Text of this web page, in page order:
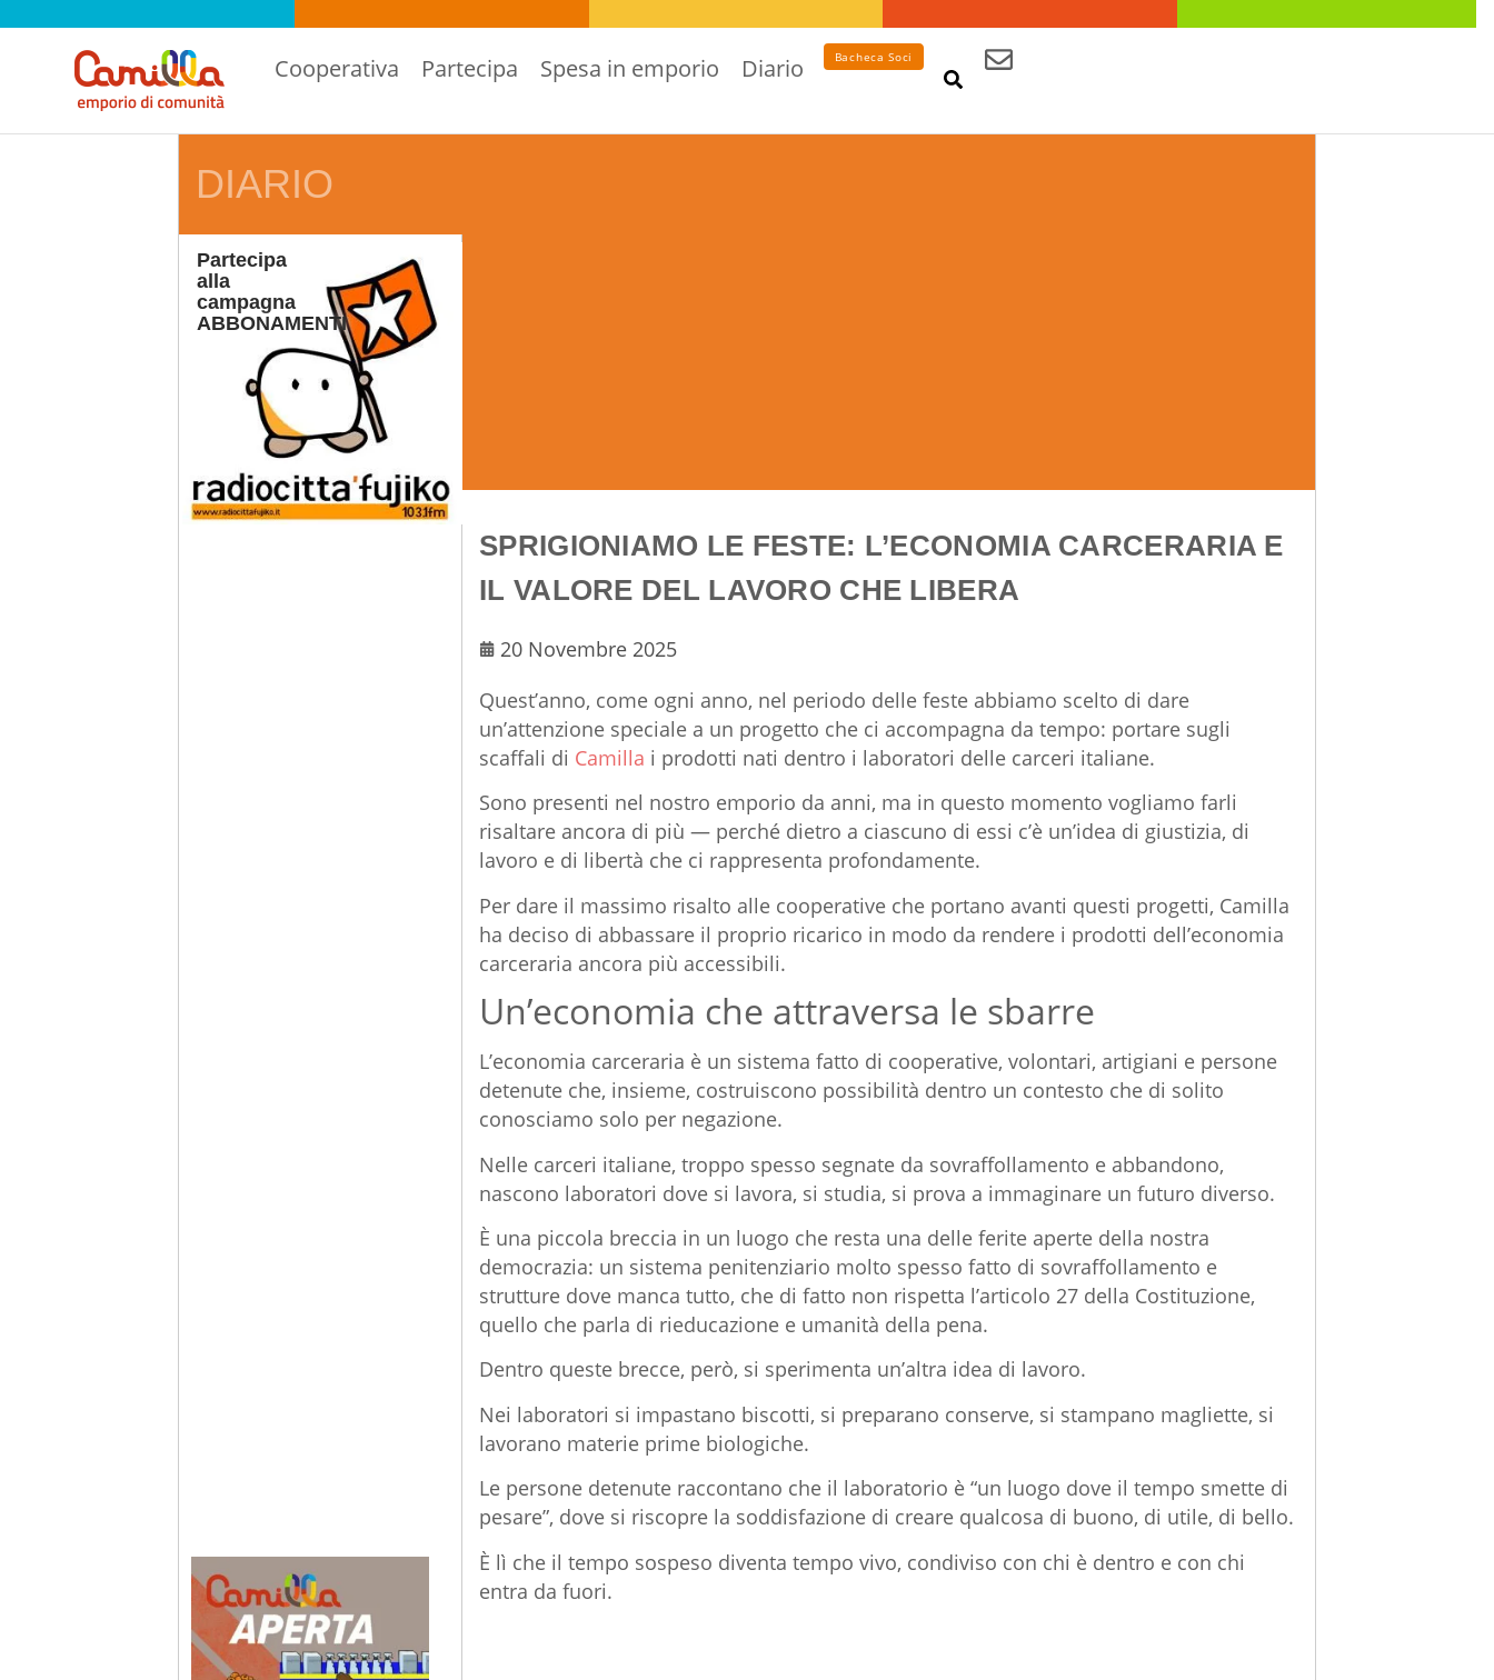
Cooperativa Partecipa Spesa in emporio Diario Bacheca Soci
DIARIO
Partecipa
alla
campagna
ABBONAMENTI
SPRIGIONIAMO LE FESTE: L’ECONOMIA CARCERARIA E
IL VALORE DEL LAVORO CHE LIBERA
20 Novembre 2025
Quest’anno, come ogni anno, nel periodo delle feste abbiamo scelto di dare
un’attenzione speciale a un progetto che ci accompagna da tempo: portare sugli
scaffali di Camilla i prodotti nati dentro i laboratori delle carceri italiane.
Sono presenti nel nostro emporio da anni, ma in questo momento vogliamo farli
risaltare ancora di più — perché dietro a ciascuno di essi c’è un’idea di giustizia, di
lavoro e di libertà che ci rappresenta profondamente.
Per dare il massimo risalto alle cooperative che portano avanti questi progetti, Camilla
ha deciso di abbassare il proprio ricarico in modo da rendere i prodotti dell’economia
carceraria ancora più accessibili.
Un’economia che attraversa le sbarre
L’economia carceraria è un sistema fatto di cooperative, volontari, artigiani e persone
detenute che, insieme, costruiscono possibilità dentro un contesto che di solito
conosciamo solo per negazione.
Nelle carceri italiane, troppo spesso segnate da sovraffollamento e abbandono,
nascono laboratori dove si lavora, si studia, si prova a immaginare un futuro diverso.
È una piccola breccia in un luogo che resta una delle ferite aperte della nostra
democrazia: un sistema penitenziario molto spesso fatto di sovraffollamento e
strutture dove manca tutto, che di fatto non rispetta l’articolo 27 della Costituzione,
quello che parla di rieducazione e umanità della pena.
Dentro queste brecce, però, si sperimenta un’altra idea di lavoro.
Nei laboratori si impastano biscotti, si preparano conserve, si stampano magliette, si
lavorano materie prime biologiche.
Le persone detenute raccontano che il laboratorio è “un luogo dove il tempo smette di
pesare”, dove si riscopre la soddisfazione di creare qualcosa di buono, di utile, di bello.
È lì che il tempo sospeso diventa tempo vivo, condiviso con chi è dentro e con chi
entra da fuori.